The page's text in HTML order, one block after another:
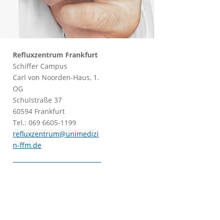
Refluxzentrum Frankfurt
Schiffer Campus
Carl von Noorden-Haus, 1.
OG
Schulstraße 37
60594 Frankfurt
Tel.: 069 6605-1199
refluxzentrum@unimedizi
n-ffm.de